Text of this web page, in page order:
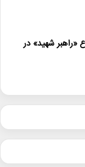
«راهبر شهید» در